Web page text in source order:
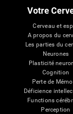
Votre
Cerveau et
A propos du
Les parties du
Neurones
Plasticité
Cognition
Perte de
Déficience
Functions
Perception